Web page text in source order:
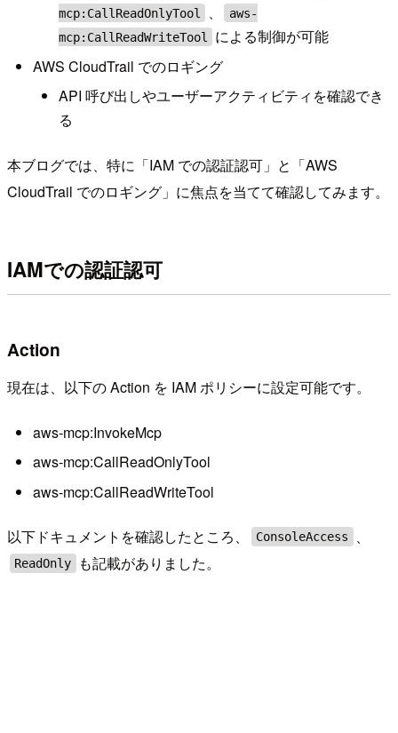
mcp:CallReadOnlyTool
、
aws-
mcp:CallReadWriteTool
による制御が可能
AWS CloudTrail でのロギング
API 呼び出しやユーザーアクティビティを確認でき
る
本ブログでは、特に「IAM での認証認可」と「AWS
CloudTrail でのロギング」に焦点を当てて確認してみます。
IAMでの認証認可
Action
現在は、以下の Action を IAM ポリシーに設定可能です。
aws-mcp:InvokeMcp
aws-mcp:CallReadOnlyTool
aws-mcp:CallReadWriteTool
以下ドキュメントを確認したところ、 ConsoleAccess 、
ReadOnly も記載がありました。